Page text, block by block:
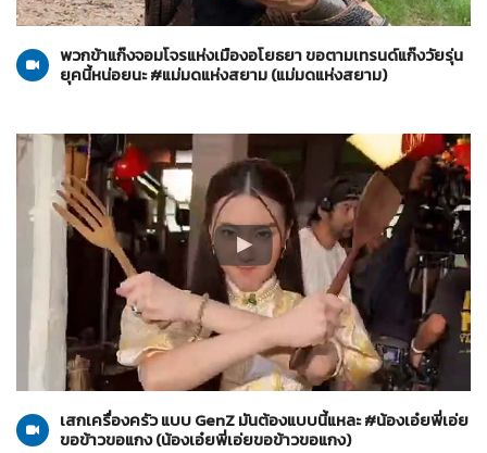
01-07-2569
แม่มดแห่งสยาม
พวกข้าแก๊งจอมโจรแห่งเมืองอโยธยา ขอตามเทรนด์แก๊งวัยรุ่น
ยุคนี้หน่อยนะ #แม่มดแห่งสยาม (แม่มดแห่งสยาม)
29-06-2569
น้องเอ๋ยพี่เอ่ยขอข้าวขอแกง
เสกเครื่องครัว แบบ GenZ มันต้องแบบนี้แหละ #น้องเอ๋ยพี่เอ่ย
ขอข้าวขอแกง (น้องเอ๋ยพี่เอ่ยขอข้าวขอแกง)